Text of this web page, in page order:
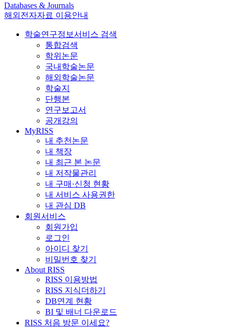
Databases & Journals
해외전자자료 이용안내
학술연구정보서비스 검색
통합검색
학위논문
국내학술논문
해외학술논문
학술지
단행본
연구보고서
공개강의
MyRISS
내 추천논문
내 책장
내 최근 본 논문
내 저작물관리
내 구매·신청 현황
내 서비스 사용권한
내 관심 DB
회원서비스
회원가입
로그인
아이디 찾기
비밀번호 찾기
About RISS
RISS 이용방법
RISS 지식더하기
DB연계 현황
BI 및 배너 다운로드
RISS 처음 방문 이세요?